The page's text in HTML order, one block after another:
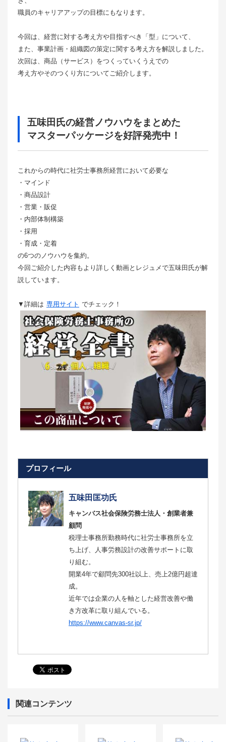
職員のキャリアアップの目標にもなります。
今回は、経営に対する考え方や目指すべき「型」について、
また、事業計画・組織図の策定に関する考え方を解説しました。
次回は、商品（サービス）をつくっていくうえでの
考え方やそのつくり方についてご紹介します。
五味田氏の経営ノウハウをまとめた
マスターパッケージを好評発売中！
これからの時代に社労士事務所経営において必要な
・マインド
・商品設計
・営業・販促
・内部体制構築
・採用
・育成・定着
の6つのノウハウを集約。
今回ご紹介した内容もより詳しく動画とレジュメで五味田氏が解
説しています。
▼詳細は 専用サイト でチェック！
プロフィール
五味田匡功氏
キャンバス社会保険労務士法人・創業者兼
顧問
税理士事務所勤務時代に社労士事務所を立
ち上げ、人事労務設計の改善サポートに取
り組む。
開業4年で顧問先300社以上、売上2億円超達
成。
近年では企業の人を軸とした経営改善や働
き方改革に取り組んでいる。
https://www.canvas-sr.jp/
関連コンテンツ